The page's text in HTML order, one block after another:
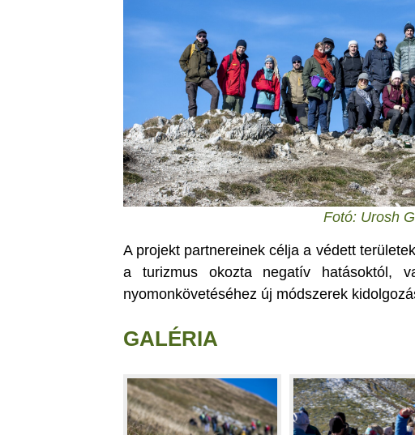
Fotó: Urosh
A projekt partnereinek célja a védett
a turizmus okozta negatív hatásoktól,
nyomonkövetéséhez új módszerek
GALÉRIA